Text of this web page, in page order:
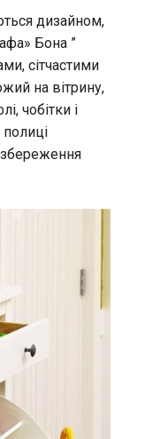
дизайном,
Бона ”
сітчастими
на вітрину,
чобітки і
полиці